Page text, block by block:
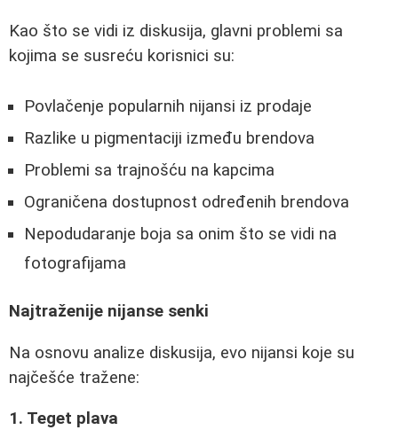
Kao što se vidi iz diskusija, glavni problemi sa
kojima se susreću korisnici su:
Povlačenje popularnih nijansi iz prodaje
Razlike u pigmentaciji između brendova
Problemi sa trajnošću na kapcima
Ograničena dostupnost određenih brendova
Nepodudaranje boja sa onim što se vidi na
fotografijama
Najtraženije nijanse senki
Na osnovu analize diskusija, evo nijansi koje su
najčešće tražene:
1. Teget plava